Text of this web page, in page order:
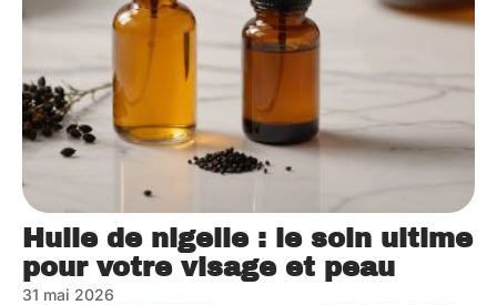
Huile de nigelle : le soin ultime
pour votre visage et peau
31 mai 2026